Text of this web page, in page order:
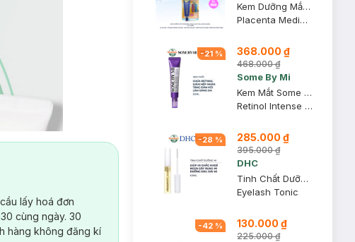
lấy hoá đơn
cùng ngày. 30
hàng không đăng kí
Kem Dưỡng Mắt Meishoku Ngừa Lão Hóa, Giảm Quầng Thâm 30g
Placenta Medicated Whitening Anti-wrinkle Eye Cream
-21 % 368.000 ₫
468.000 ₫
Some By Mi
Kem Mắt Some By Mi Retinol Ngừa Lão Hóa 30ml
Retinol Intense Advanced Triple Action Eye Cream
-28 % 285.000 ₫
395.000 ₫
DHC
Tinh Chất Dưỡng Mi DHC Eyelash Tonic 6.5ml
Eyelash Tonic
-42 % 130.000 ₫
225.000 ₫